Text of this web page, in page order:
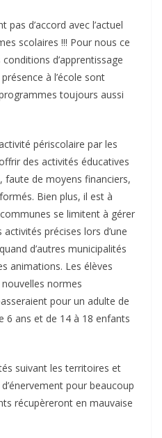
d’accord avec l’actuel
scolaires !!! Pour nous ce
d’apprentissage
à l’école sont
toujours aussi
périscolaire par les
des activités éducatives
faute de moyens financiers,
Bien plus, il est à
se limitent à gérer
précises lors d’une
d’autres municipalités
animations. Les élèves
normes
pour un adulte de
6 ans et de 14 à 18 enfants
suivant les territoires et
pour beaucoup
récupèreront en mauvaise